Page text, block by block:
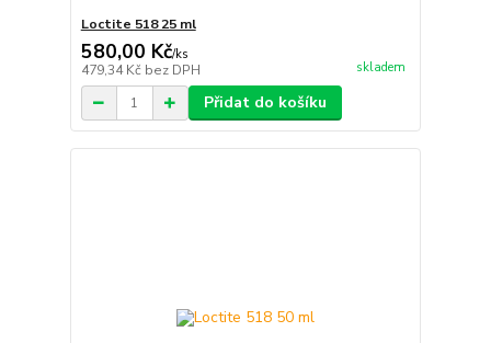
Loctite 518 25 ml
580,00 Kč/ks
479,34 Kč bez DPH skladem
Přidat do košíku